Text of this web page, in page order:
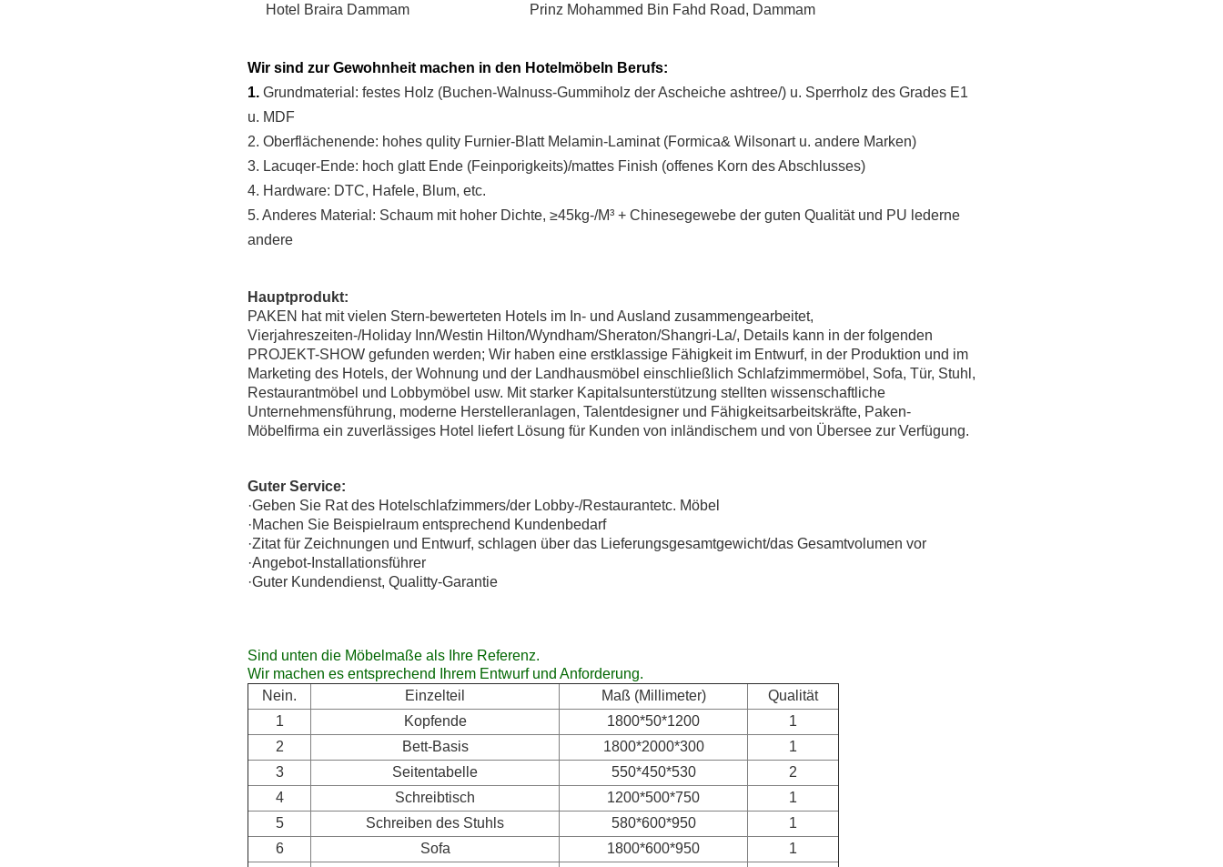
Hotel Braira Dammam Prinz Mohammed Bin Fahd Road, Dammam
Wir sind zur Gewohnheit machen in den Hotelmöbeln Berufs:
1. Grundmaterial: festes Holz (Buchen-Walnuss-Gummiholz der Ascheiche ashtree/) u. Sperrholz des Grades E1
u. MDF
2. Oberflächenende: hohes qulity Furnier-Blatt Melamin-Laminat (Formica& Wilsonart u. andere Marken)
3. Lacuqer-Ende: hoch glatt Ende (Feinporigkeits)/mattes Finish (offenes Korn des Abschlusses)
4. Hardware: DTC, Hafele, Blum, etc.
5. Anderes Material: Schaum mit hoher Dichte, ≥45kg-/M³ + Chinesegewebe der guten Qualität und PU lederne
andere
Hauptprodukt:
PAKEN hat mit vielen Stern-bewerteten Hotels im In- und Ausland zusammengearbeitet,
Vierjahreszeiten-/Holiday Inn/Westin Hilton/Wyndham/Sheraton/Shangri-La/, Details kann in der folgenden
PROJEKT-SHOW gefunden werden; Wir haben eine erstklassige Fähigkeit im Entwurf, in der Produktion und im
Marketing des Hotels, der Wohnung und der Landhausmöbel einschließlich Schlafzimmermöbel, Sofa, Tür, Stuhl,
Restaurantmöbel und Lobbymöbel usw. Mit starker Kapitalsunterstützung stellten wissenschaftliche
Unternehmensführung, moderne Herstelleranlagen, Talentdesigner und Fähigkeitsarbeitskräfte, Paken-
Möbelfirma ein zuverlässiges Hotel liefert Lösung für Kunden von inländischem und von Übersee zur Verfügung.
Guter Service:
·Geben Sie Rat des Hotelschlafzimmers/der Lobby-/Restaurantetc. Möbel
·Machen Sie Beispielraum entsprechend Kundenbedarf
·Zitat für Zeichnungen und Entwurf, schlagen über das Lieferungsgesamtgewicht/das Gesamtvolumen vor
·Angebot-Installationsführer
·Guter Kundendienst, Qualitty-Garantie
Sind unten die Möbelmaße als Ihre Referenz.
Wir machen es entsprechend Ihrem Entwurf und Anforderung.
Nein.
Einzelteil Maß (Millimeter)
Qualität
1
Kopfende 1800*50*1200
1
2
Bett-Basis 1800*2000*300
1
3
Seitentabelle 550*450*530
2
4
Schreibtisch 1200*500*750
1
5
Schreiben des Stuhls 580*600*950
1
6
Sofa 1800*600*950
1